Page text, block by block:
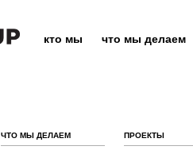
кто мы что мы делаем
ЧТО МЫ ДЕЛАЕМ ПРОЕКТЫ